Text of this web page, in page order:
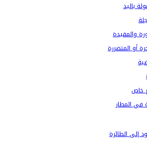
باليد
والمقيدة
أو المتضررة
خاص
في المطار
إلى الطائرة